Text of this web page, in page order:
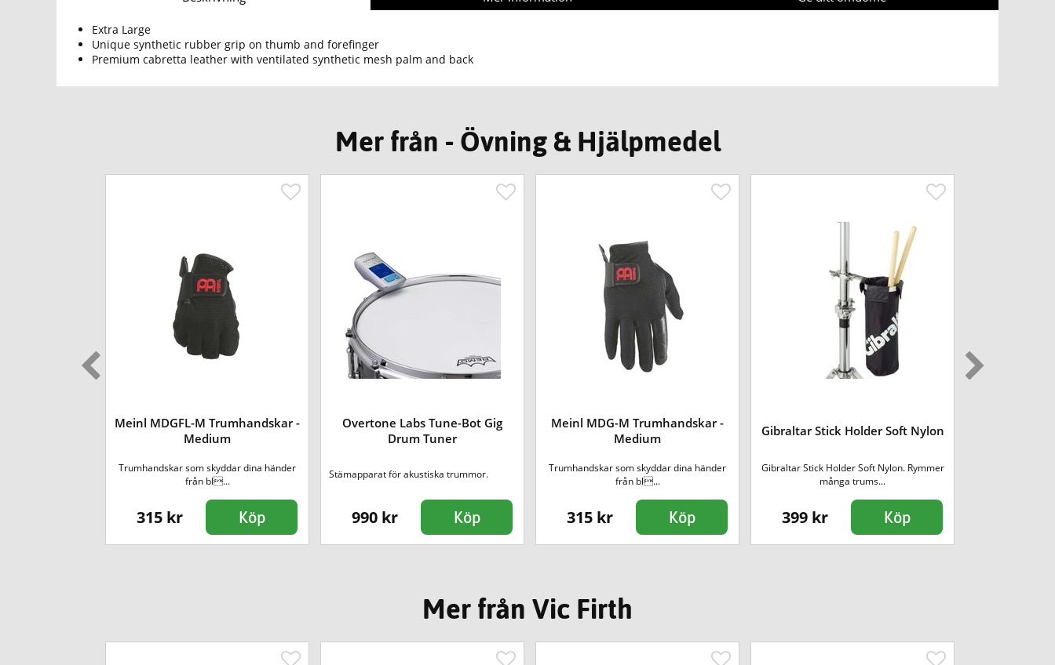
Extra Large
Unique synthetic rubber grip on thumb and forefinger
Premium cabretta leather with ventilated synthetic mesh palm and back
Mer från - Övning & Hjälpmedel
Meinl MDGFL-M Trumhandskar -
Medium
Trumhandskar som skyddar dina händer
från bl...
315 kr Köp
Overtone Labs Tune-Bot Gig
Drum Tuner
Stämapparat för akustiska trummor.
990 kr Köp
Meinl MDG-M Trumhandskar -
Medium
Trumhandskar som skyddar dina händer
från bl...
315 kr Köp
Gibraltar Stick Holder Soft Nylon
Gibraltar Stick Holder Soft Nylon. Rymmer
många trums...
399 kr Köp
Mer från Vic Firth